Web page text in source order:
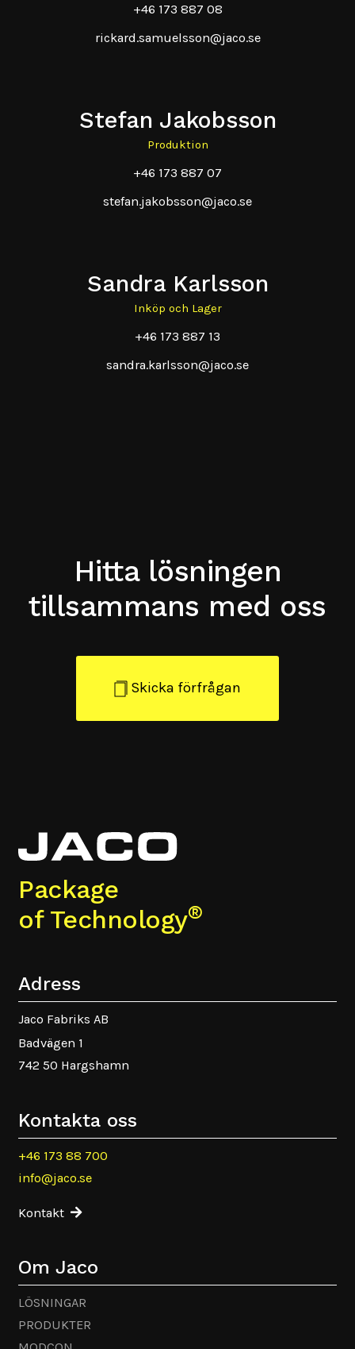
+46 173 887 08
rickard.samuelsson@jaco.se
Stefan Jakobsson
Produktion
+46 173 887 07
stefan.jakobsson@jaco.se
Sandra Karlsson
Inköp och Lager
+46 173 887 13
sandra.karlsson@jaco.se
Hitta lösningen
tillsammans med oss
Skicka förfrågan
Package
of Technology®
Adress
Jaco Fabriks AB
Badvägen 1
742 50 Hargshamn
Kontakta oss
+46 173 88 700
info@jaco.se
Kontakt
Om Jaco
LÖSNINGAR
PRODUKTER